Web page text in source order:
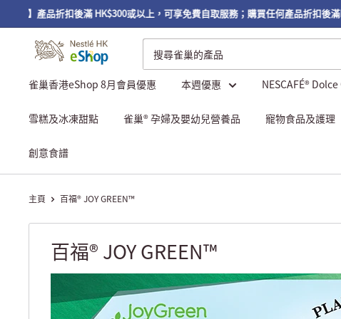
】產品折扣後滿 HK$300或以上，可享免費自取服務；購買任何產品折扣後滿
雀巢香港eShop 8月會員優惠 本週優惠 NESCAFÉ®
雪糕及冰凍甜點 雀巢® 孕婦及嬰幼兒營養品 寵物食品及護理
創意食譜
主頁 百福® JOY GREEN™
百福® JOY GREEN™